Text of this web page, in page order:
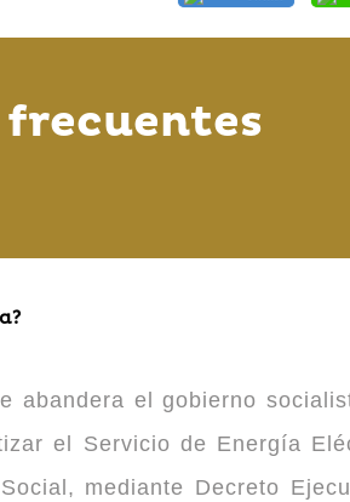
abandera el gobierno
el Servicio de Energía
mediante Decreto